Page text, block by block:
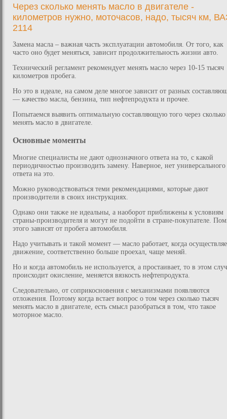
Через сколько менять масло в двигателе -
километров нужно, моточасов, надо, тысяч км,
2114
Замена масла – важная часть эксплуатации автомобиля. От того, как
часто оно будет меняться, зависит продолжительность жизни авто.
Технический регламент рекомендует менять масло через 10-15 тысяч
километров пробега.
Но это в идеале, на самом деле многое зависит от разных
— качество масла, бензина, тип нефтепродукта и прочее.
Попытаемся выявить оптимальную составляющую того через
менять масло в двигателе.
Основные моменты
Многие специалисты не дают однозначного ответа на то, с какой
периодичностью производить замену. Наверное, нет универсального
ответа на это.
Можно руководствоваться теми рекомендациями, которые дают
производители в своих инструкциях.
Однако они также не идеальны, а наоборот приближены к условиям
страны-производителя и могут не подойти в стране-покупателе.
этого зависят от пробега автомобиля.
Надо учитывать и такой момент — масло работает, когда
движение, соответственно больше проехал, чаще меняй.
Но и когда автомобиль не используется, а простаивает, то в этом
происходит окисление, меняется вязкость нефтепродукта.
Следовательно, от соприкосновения с механизмами появляются
отложения. Поэтому когда встает вопрос о том через сколько тысяч
менять масло в двигателе, есть смысл разобраться в том, что такое
моторное масло.